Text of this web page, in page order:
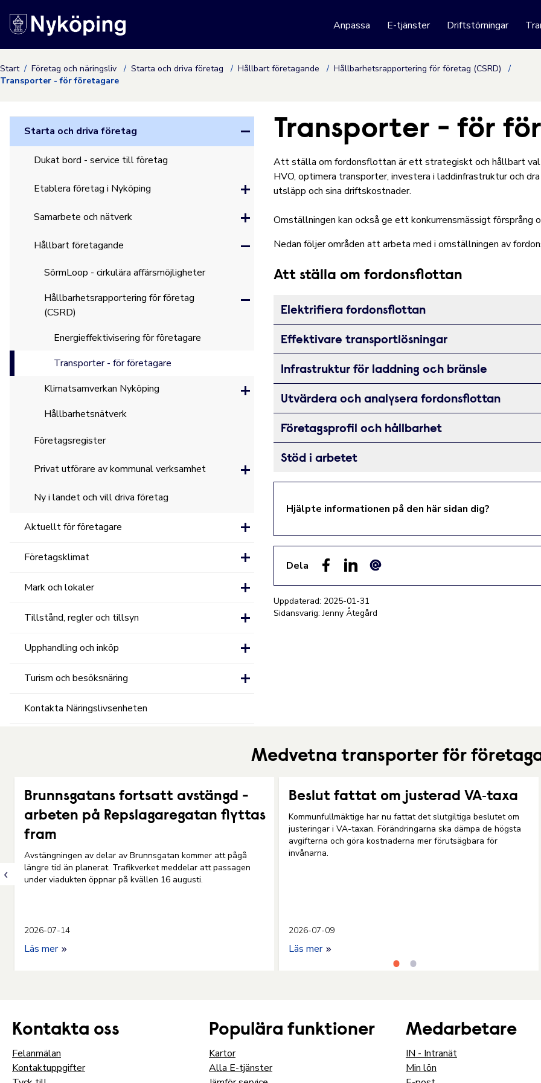
Hoppa till innehåll
Nyköpings kommuns webbplats
Anpassa E-tjänster Driftstörningar
Start Företag och näringsliv Starta och driva företag Hållbart företagande
Hållbarhetsrapportering för företag (CSRD)
Transporter - för företagare
Transporter - för
Att ställa om fordonsflottan är ett strategiskt och hållbart
HVO, optimera transporter, investera i laddinfrastruktur och
utsläpp och sina driftskostnader.
Omställningen kan också ge ett konkurrensmässigt
Nedan följer områden att arbeta med i omställningen av
Att ställa om fordonsflottan
Elektrifiera fordonsflottan
Effektivare transportlösningar
Infrastruktur för laddning och bränsle
Utvärdera och analysera fordonsflottan
Företagsprofil och hållbarhet
Stöd i arbetet
Hjälpte informationen på den här sidan dig?
Dela
Uppdaterad: 2025-01-31
Sidansvarig: Jenny Åtegård
Starta och driva företag
Dukat bord - service till företag
Etablera företag i Nyköping
Samarbete och nätverk
Hållbart företagande
SörmLoop - cirkulära affärsmöjligheter
Hållbarhetsrapportering för företag
(CSRD)
Energieffektivisering för företagare
Transporter - för företagare
Klimatsamverkan Nyköping
Hållbarhetsnätverk
Företagsregister
Privat utförare av kommunal verksamhet
Ny i landet och vill driva företag
Aktuellt för företagare
Företagsklimat
Mark och lokaler
Tillstånd, regler och tillsyn
Upphandling och inköp
Turism och besöksnäring
Kontakta Näringslivsenheten
Medvetna transporter för
Brunnsgatans fortsatt avstängd -
arbeten på Repslagaregatan flyttas
fram
Avstängningen av delar av Brunnsgatan kommer att pågå
längre tid än planerat. Trafikverket meddelar att passagen
under viadukten öppnar på kvällen 16 augusti.
2026-07-14
Läs mer
Beslut fattat om justerad VA‑taxa
Kommunfullmäktige har nu fattat det slutgiltiga beslutet om
justeringar i VA-taxan. Förändringarna ska dämpa de högsta
avgifterna och göra kostnaderna mer förutsägbara för
invånarna.
2026-07-09
Läs mer
Kontakta oss
Felanmälan
Kontaktuppgifter
Populära funktioner
Kartor
Alla E-tjänster
Medarbetare
IN - Intranät
Min lön